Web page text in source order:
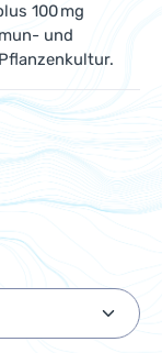
100 mg
und
Wert ein